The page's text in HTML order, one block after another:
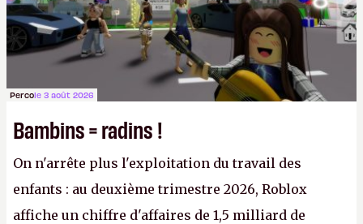
Percole 3 août 2026
Bambins = radins !
On n'arrête plus l'exploitation du travail des
enfants : au deuxième trimestre 2026, Roblox
affiche un chiffre d'affaires de 1,5 milliard de